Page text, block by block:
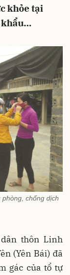
khỏe tại
khẩu…
chống dịch
thôn Linh
(Yên Bái) đã
gác của tổ tự